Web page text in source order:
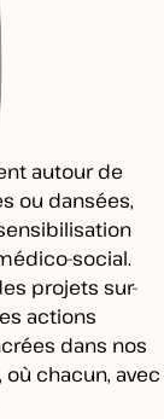
autour de
ou dansées,
social.
projets sur-
actions
dans nos
chacun, avec